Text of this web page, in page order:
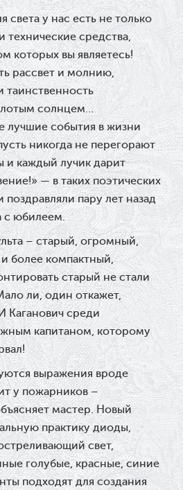
света у нас есть не только
технические средства,
которых вы являетесь!
рассвет и молнию,
таинственность
солнцем…
лучшие события в жизни
никогда не перегорают
и каждый лучик дарит
— в таких поэтических
поздравляли пару лет назад
с юбилеем.
– старый, огромный,
более компактный,
старый не стали
ли, один откажет,
Каганович среди
капитаном, которому
выражения вроде
у пожарников –
мастер. Новый
практику диоды,
свет,
голубые, красные, синие
подходят для создания